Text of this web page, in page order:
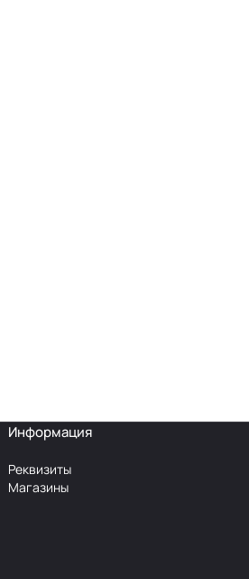
Информация
Реквизиты
Магазины